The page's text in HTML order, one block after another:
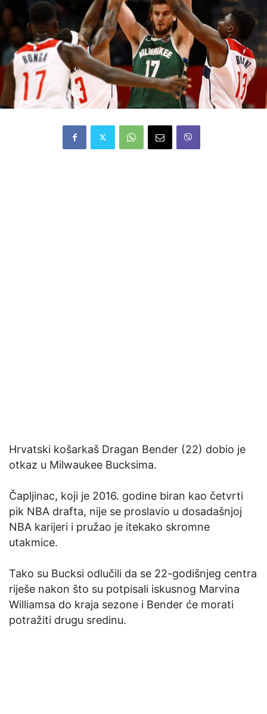
Hrvatski košarkaš Dragan Bender (22) dobio je
otkaz u Milwaukee Bucksima.
Čapljinac, koji je 2016. godine biran kao četvrti
pik NBA drafta, nije se proslavio u dosadašnjoj
NBA karijeri i pružao je itekako skromne
utakmice.
Tako su Bucksi odlučili da se 22-godišnjeg centra
riješe nakon što su potpisali iskusnog Marvina
Williamsa do kraja sezone i Bender će morati
potražiti drugu sredinu.